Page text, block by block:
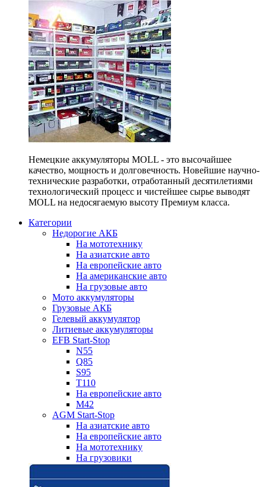
Немецкие аккумуляторы MOLL - это высочайшее
качество, мощность и долговечность. Новейшие научно-
технические разработки, отработанный десятилетиями
технологический процесс и чистейшее сырье выводят
MOLL на недосягаемую высоту Премиум класса.
Категории
Недорогие АКБ
На мототехнику
На азиатские авто
На европейские авто
На американские авто
На грузовые авто
Мото аккумуляторы
Грузовые АКБ
Гелевый аккумулятор
Литиевые аккумуляторы
EFB Start-Stop
N55
Q85
S95
T110
На европейские авто
M42
AGM Start-Stop
На азиатские авто
На европейские авто
На мототехнику
На грузовики